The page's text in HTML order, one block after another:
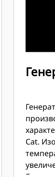
Cat.